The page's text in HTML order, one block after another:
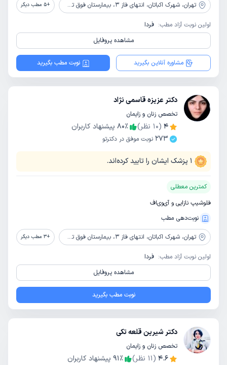
تهران، شهرک اکباتان، انتهای فاز 3، بیمارستان فوق تخصصی صارم +
5 مطب دیگر
اولین نوبت آزاد مطب: فردا
مشاهده پروفایل
مشاوره آنلاین بگیرید نوبت مطب بگیرید
دکتر عزیزه قاسمی نژاد
تخصص زنان و زایمان
4
(
10 نظر) 80٪
پیشنهاد کاربران
273 نوبت موفق در دکترتو
1 پزشک ایشان را تایید کرده‌اند.
کمترین معطلی
فلوشیپ نازایی و آی‌وی‌اف
نوبت‌دهی مطب
تهران، شهرک اکباتان، انتهای فاز 3، بیمارستان فوق تخصصی صارم +
3 مطب دیگر
اولین نوبت آزاد مطب: فردا
مشاهده پروفایل
نوبت مطب بگیرید
دکتر شیرین قلعه تکی
تخصص زنان و زایمان
4.6
(
11 نظر) 91٪
پیشنهاد کاربران